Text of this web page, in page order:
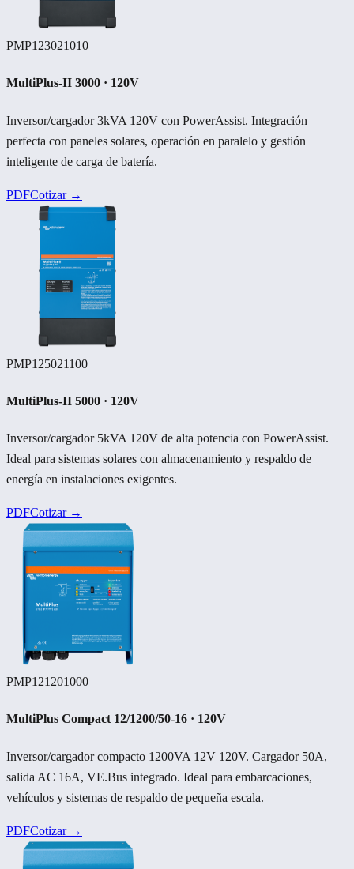
PMP123021010
MultiPlus-II 3000 · 120V
Inversor/cargador 3kVA 120V con PowerAssist. Integración
perfecta con paneles solares, operación en paralelo y gestión
inteligente de carga de batería.
PDFCotizar →
PMP125021100
MultiPlus-II 5000 · 120V
Inversor/cargador 5kVA 120V de alta potencia con PowerAssist.
Ideal para sistemas solares con almacenamiento y respaldo de
energía en instalaciones exigentes.
PDFCotizar →
PMP121201000
MultiPlus Compact 12/1200/50-16 · 120V
Inversor/cargador compacto 1200VA 12V 120V. Cargador 50A,
salida AC 16A, VE.Bus integrado. Ideal para embarcaciones,
vehículos y sistemas de respaldo de pequeña escala.
PDFCotizar →